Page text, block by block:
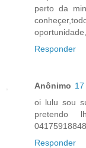
perto da
Responder
Anônimo
oi lulu sou
pretendo
Responder